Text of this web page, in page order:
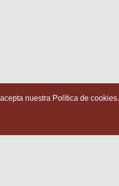
nuestra Política de cookies.